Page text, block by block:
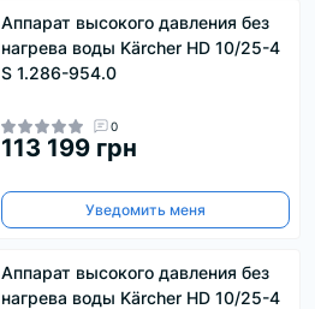
Аппарат высокого давления без
нагрева воды Kärcher HD 10/25-4
S 1.286-954.0
0
113 199 грн
Уведомить меня
Аппарат высокого давления без
нагрева воды Kärcher HD 10/25-4